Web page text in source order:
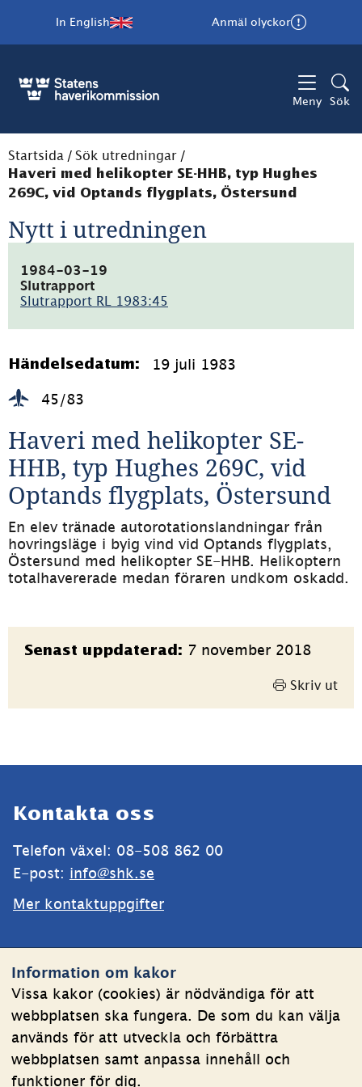
Information om kakor
Vissa kakor (cookies) är nödvändiga för att
webbplatsen ska fungera. De som du kan välja
används för att utveckla och förbättra
webbplatsen samt anpassa innehåll och
funktioner för dig.
In English Anmäl olyckor
Meny Sök
Startsida / Sök utredningar /
Haveri med helikopter SE-HHB, typ Hughes
269C, vid Optands flygplats, Östersund
Nytt i utredningen
1984-03-19
Slutrapport
Slutrapport RL 1983:45
1.8MB)
Händelsedatum: 19 juli 1983
45/83
Haveri med helikopter SE-
HHB, typ Hughes 269C, vid
Optands flygplats, Östersund
En elev tränade autorotationslandningar från
hovringsläge i byig vind vid Optands flygplats,
Östersund med helikopter SE-HHB. Helikoptern
totalhavererade medan föraren undkom oskadd.
Sidinformation
Senast uppdaterad: 7 november 2018
Skriv ut
Kontakta oss
Telefon växel: 08-508 862 00
E-post: info@shk.se
Mer kontaktuppgifter
Om kakor
Behandling av personuppgifter
Tillgänglighetsredogörelse